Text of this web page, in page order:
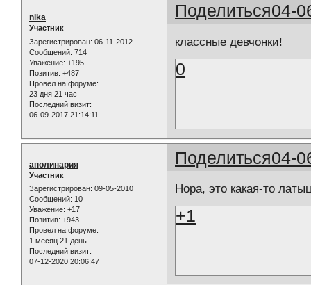
Поделиться04-
nika
Участник
Зарегистрирован: 06-11-2012
Сообщений: 714
Уважение: +195
Позитив: +487
Провел на форуме:
23 дня 21 час
Последний визит:
06-09-2017 21:14:11
классные девчонки!
0
Поделиться04-
аполинария
Участник
Зарегистрирован: 09-05-2010
Сообщений: 10
Уважение: +17
Позитив: +943
Провел на форуме:
1 месяц 21 день
Последний визит:
07-12-2020 20:06:47
Нора, это какая-то
+1